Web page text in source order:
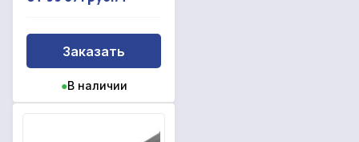
Заказать
●В наличии